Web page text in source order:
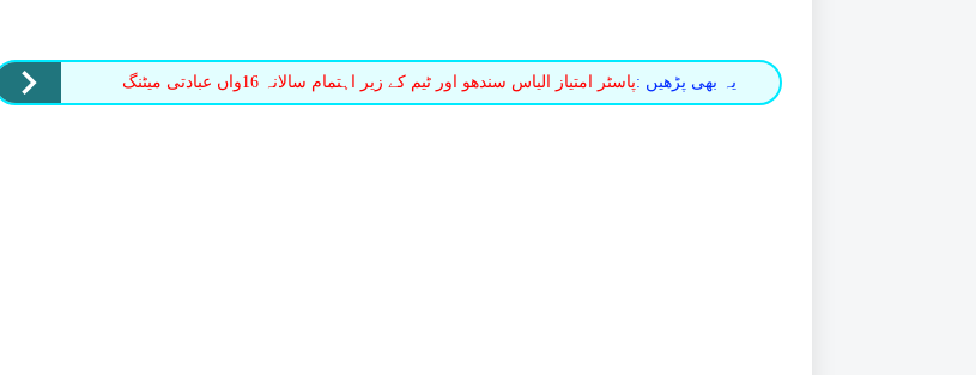
یہ بھی پڑھیں :پاسٹر امتیاز الیاس سندھو اور ٹیم کے زیر اہتمام سالانہ 16واں عبادتی میٹنگ